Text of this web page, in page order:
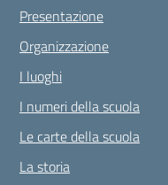
Presentazione
Organizzazione
I luoghi
I numeri della scuola
Le carte della scuola
La storia